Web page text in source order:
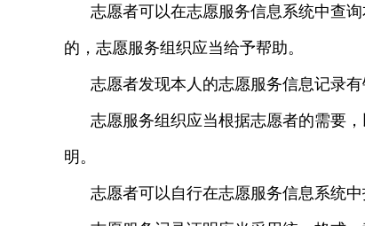
志愿者可以在志愿服务信息系统中查
的，志愿服务组织应当给予帮助。
志愿者发现本人的志愿服务信息记录
志愿服务组织应当根据志愿者的需要
明。
志愿者可以自行在志愿服务信息系统